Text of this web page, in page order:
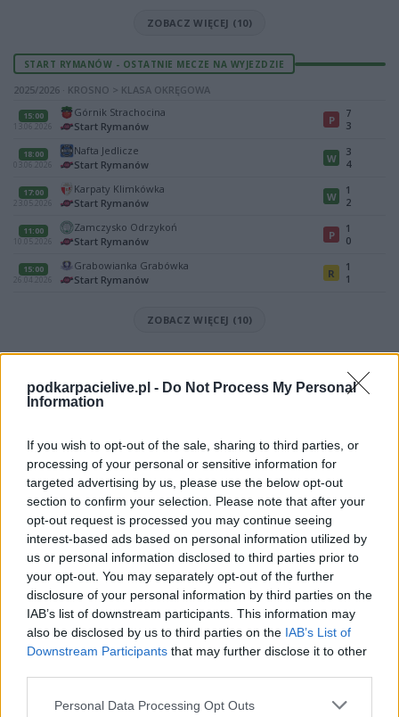
podkarpacielive.pl - Do Not Process My Personal
Information
If you wish to opt-out of the sale, sharing to third parties, or
processing of your personal or sensitive information for
targeted advertising by us, please use the below opt-out
section to confirm your selection. Please note that after your
opt-out request is processed you may continue seeing
interest-based ads based on personal information utilized by
us or personal information disclosed to third parties prior to
your opt-out. You may separately opt-out of the further
disclosure of your personal information by third parties on the
IAB’s list of downstream participants. This information may
also be disclosed by us to third parties on the IAB’s List of
Downstream Participants that may further disclose it to other
Please note that this website/app uses one or more Google
Personal Data Processing Opt Outs
ZOBACZ WIĘCEJ (10)
START RYMANÓW - OSTATNIE MECZE NA WYJEZDZIE
2025/2026 · KROSNO > KLASA OKRĘGOWA
15:00
13.06.2026
Górnik Strachocina
Start Rymanów
P
7
3
18:00
03.06.2026
Nafta Jedlicze
Start Rymanów
W
3
4
17:00
23.05.2026
Karpaty Klimkówka
Start Rymanów
W
1
2
11:00
10.05.2026
Zamczysko Odrzykoń
Start Rymanów
P
1
0
15:00
26.04.2026
Grabowianka Grabówka
Start Rymanów
R
1
1
ZOBACZ WIĘCEJ (10)
Mecz Przełęcz Dukla - Start Rymanów (Krosno > Klasa Okręgowa)
Spotkanie pomiędzy Przełęcz Dukla i Start Rymanów
rozegrane
zostanie w ramach Krosno > Klasa Okręgowa (18. kolejki - Krosno > Klasa
Na stronie PodkarpacieLive.pl znajdziesz
wynik meczu, strzelców
bramek, kartki, składy, statystyki i informacje o przebiegu
spotkania. To kompletne źródło danych dla kibiców i pasjonatów
lokalnej piłki nożnej. Jeżeli aktualnie nie widzisz tutaj danych z pewnością
pracujemy nad tym żeby je uzupełnić.
Wynik meczu Przełęcz Dukla vs Start Rymanów
Po zakończeniu spotkania automatycznie publikujemyoficjalny wynik
spotkania, a także dane meczowe, jeśli są dostępne.
Pełny harmonogram rozgrywek dostępny jest tutaj: Krosno > Klasa
Okręgowa - terminarz.
Informacje o składach i strzelcach
rezerwowych, zmiany oraz listę strzelców bramek. Informacje te